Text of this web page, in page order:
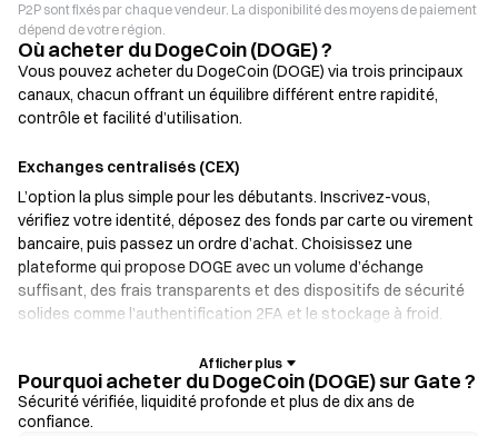
P2P sont fixés par chaque vendeur. La disponibilité des moyens de paiement
dépend de votre région.
Où acheter du DogeCoin (DOGE) ?
Vous pouvez acheter du DogeCoin (DOGE) via trois principaux
canaux, chacun offrant un équilibre différent entre rapidité,
contrôle et facilité d’utilisation.
Exchanges centralisés (CEX)
L’option la plus simple pour les débutants. Inscrivez-vous,
vérifiez votre identité, déposez des fonds par carte ou virement
bancaire, puis passez un ordre d’achat. Choisissez une
plateforme qui propose DOGE avec un volume d’échange
suffisant, des frais transparents et des dispositifs de sécurité
solides comme l’authentification 2FA et le stockage à froid.
Portefeuilles crypto
Pour les utilisateurs qui privilégient l’auto-garde. Les
portefeuilles non custodial vous permettent de conserver vos
Pourquoi acheter du DogeCoin (DOGE) sur Gate ?
Sécurité vérifiée, liquidité profonde et plus de dix ans de
confiance.